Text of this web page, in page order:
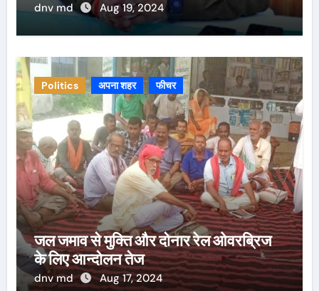
dnv md Aug 19, 2024
Politics अपना शहर फीचर
जल जमाव से मुक्ति और दोनार रेल ओवरब्रिज
के लिए आन्दोलन तेज
dnv md Aug 17, 2024